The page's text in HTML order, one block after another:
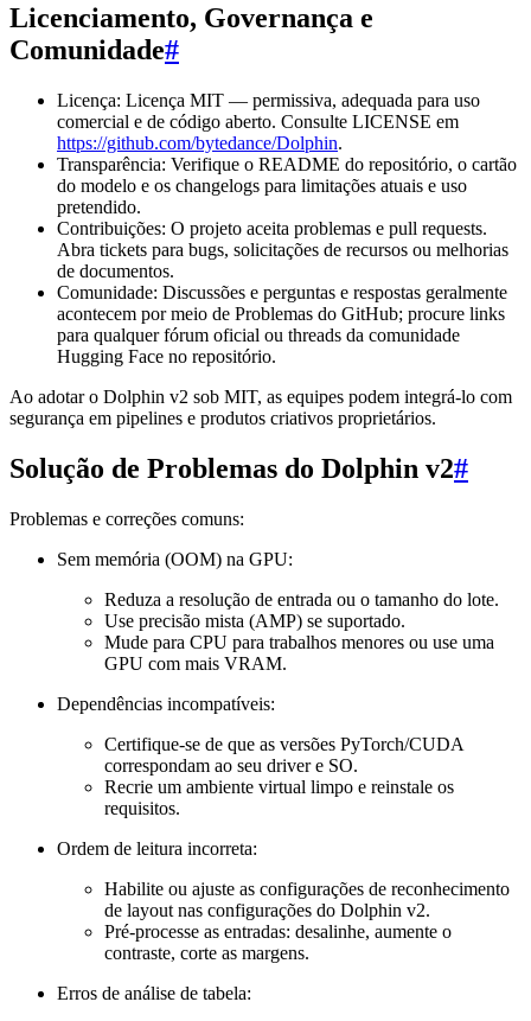
Licenciamento, Governança e
Comunidade#
Licença: Licença MIT — permissiva, adequada para uso
comercial e de código aberto. Consulte LICENSE em
https://github.com/bytedance/Dolphin.
Transparência: Verifique o README do repositório, o cartão
do modelo e os changelogs para limitações atuais e uso
pretendido.
Contribuições: O projeto aceita problemas e pull requests.
Abra tickets para bugs, solicitações de recursos ou melhorias
de documentos.
Comunidade: Discussões e perguntas e respostas geralmente
acontecem por meio de Problemas do GitHub; procure links
para qualquer fórum oficial ou threads da comunidade
Hugging Face no repositório.
Ao adotar o Dolphin v2 sob MIT, as equipes podem integrá-lo com
segurança em pipelines e produtos criativos proprietários.
Solução de Problemas do Dolphin v2#
Problemas e correções comuns:
Sem memória (OOM) na GPU:
Reduza a resolução de entrada ou o tamanho do lote.
Use precisão mista (AMP) se suportado.
Mude para CPU para trabalhos menores ou use uma
GPU com mais VRAM.
Dependências incompatíveis:
Certifique-se de que as versões PyTorch/CUDA
correspondam ao seu driver e SO.
Recrie um ambiente virtual limpo e reinstale os
requisitos.
Ordem de leitura incorreta:
Habilite ou ajuste as configurações de reconhecimento
de layout nas configurações do Dolphin v2.
Pré-processe as entradas: desalinhe, aumente o
contraste, corte as margens.
Erros de análise de tabela: